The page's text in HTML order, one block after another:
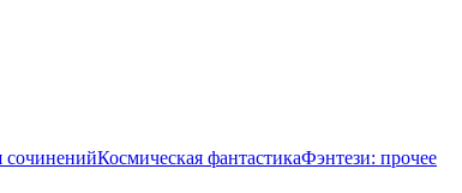
сочиненийКосмическая фантастикаФэнтези: прочее